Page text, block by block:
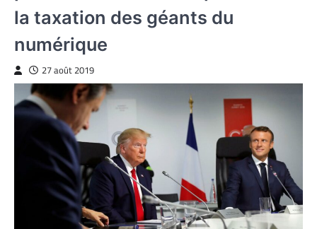
la taxation des géants du
numérique
27 août 2019